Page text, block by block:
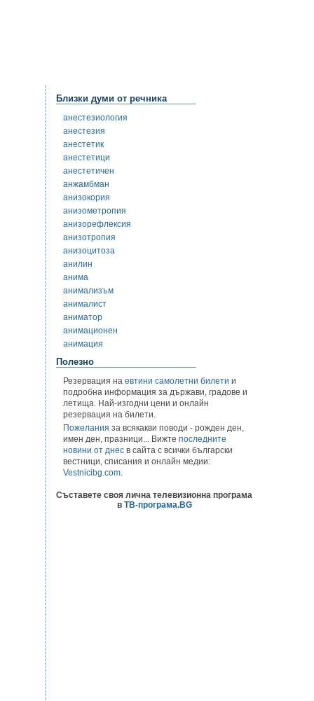
Близки думи от речника
анестезиология
анестезия
анестетик
анестетици
анестетичен
анжамбман
анизокория
анизометропия
анизорефлексия
анизотропия
анизоцитоза
анилин
анима
анимализъм
анималист
аниматор
анимационен
анимация
Полезно
Резервация на евтини самолетни билети и
подробна информация за държави, градове и
летища. Най-изгодни цени и онлайн
резервация на билети.
Пожелания за всякакви поводи - рожден ден,
имен ден, празници... Вижте последните
новини от днес в сайта с всички български
вестници, списания и онлайн медии:
Vestnicibg.com.
Съставете своя лична телевизионна програма
в ТВ-програма.BG